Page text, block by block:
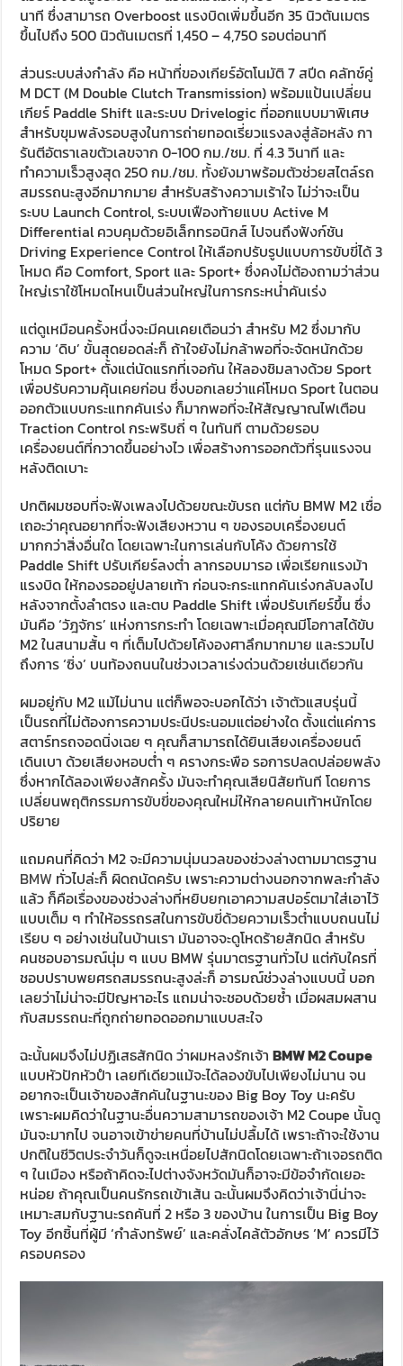
นาที ซึ่งสามารถ Overboost แรงบิดเพิ่มขึ้นอีก 35 นิวตันเมตร
ขึ้นไปถึง 500 นิวตันเมตรที่ 1,450 – 4,750 รอบต่อนาที
ส่วนระบบส่งกำลัง คือ หน้าที่ของเกียร์อัตโนมัติ 7 สปีด คลัทช์คู่
M DCT (M Double Clutch Transmission) พร้อมแป้นเปลี่ยน
เกียร์ Paddle Shift และระบบ Drivelogic ที่ออกแบบมาพิเศษ
สำหรับขุมพลังรอบสูงในการถ่ายทอดเรี่ยวแรงลงสู่ล้อหลัง กา
รันตีอัตราเลขตัวเลขจาก 0-100 กม./ชม. ที่ 4.3 วินาที และ
ทำความเร็วสูงสุด 250 กม./ชม. ทั้งยังมาพร้อมตัวช่วยสไตล์รถ
สมรรถนะสูงอีกมากมาย สำหรับสร้างความเร้าใจ ไม่ว่าจะเป็น
ระบบ Launch Control, ระบบเฟืองท้ายแบบ Active M
Differential ควบคุมด้วยอิเล็กทรอนิกส์ ไปจนถึงฟังก์ชัน
Driving Experience Control ให้เลือกปรับรูปแบบการขับขี่ได้ 3
โหมด คือ Comfort, Sport และ Sport+ ซึ่งคงไม่ต้องถามว่าส่วน
ใหญ่เราใช้โหมดไหนเป็นส่วนใหญ่ในการกระหน่ำคันเร่ง
แต่ดูเหมือนครั้งหนึ่งจะมีคนเคยเตือนว่า สำหรับ M2 ซึ่งมากับ
ความ ‘ดิบ’ ขั้นสุดยอดล่ะก็ ถ้าใจยังไม่กล้าพอที่จะจัดหนักด้วย
โหมด Sport+ ตั้งแต่นัดแรกที่เจอกัน ให้ลองชิมลางด้วย Sport
เพื่อปรับความคุ้นเคยก่อน ซึ่งบอกเลยว่าแค่โหมด Sport ในตอน
ออกตัวแบบกระแทกคันเร่ง ก็มากพอที่จะให้สัญญาณไฟเตือน
Traction Control กระพริบถี่ ๆ ในทันที ตามด้วยรอบ
เครื่องยนต์ที่กวาดขึ้นอย่างไว เพื่อสร้างการออกตัวที่รุนแรงจน
หลังติดเบาะ
ปกติผมชอบที่จะฟังเพลงไปด้วยขณะขับรถ แต่กับ BMW M2 เชื่อ
เถอะว่าคุณอยากที่จะฟังเสียงหวาน ๆ ของรอบเครื่องยนต์
มากกว่าสิ่งอื่นใด โดยเฉพาะในการเล่นกับโค้ง ด้วยการใช้
Paddle Shift ปรับเกียร์ลงต่ำ ลากรอบมารอ เพื่อเรียกแรงม้า
แรงบิด ให้กองรออยู่ปลายเท้า ก่อนจะกระแทกคันเร่งกลับลงไป
หลังจากตั้งลำตรง และตบ Paddle Shift เพื่อปรับเกียร์ขึ้น ซึ่ง
มันคือ ‘วัฎจักร’ แห่งการกระทำ โดยเฉพาะเมื่อคุณมีโอกาสได้ขับ
M2 ในสนามสั้น ๆ ที่เต็มไปด้วยโค้งองศาลึกมากมาย และรวมไป
ถึงการ ‘ซิ่ง’ บนท้องถนนในช่วงเวลาเร่งด่วนด้วยเช่นเดียวกัน
ผมอยู่กับ M2 แม้ไม่นาน แต่ก็พอจะบอกได้ว่า เจ้าตัวแสบรุ่นนี้
เป็นรถที่ไม่ต้องการความประนีประนอมแต่อย่างใด ตั้งแต่แค่การ
สตาร์ทรถจอดนิ่งเฉย ๆ คุณก็สามารถได้ยินเสียงเครื่องยนต์
เดินเบา ด้วยเสียงหอบต่ำ ๆ ครางกระพือ รอการปลดปล่อยพลัง
ซึ่งหากได้ลองเพียงสักครั้ง มันจะทำคุณเสียนิสัยทันที โดยการ
เปลี่ยนพฤติกรรมการขับขี่ของคุณใหม่ให้กลายคนเท้าหนักโดย
ปริยาย
แถมคนที่คิดว่า M2 จะมีความนุ่มนวลของช่วงล่างตามมาตรฐาน
BMW ทั่วไปล่ะก็ ผิดถนัดครับ เพราะความต่างนอกจากพละกำลัง
แล้ว ก็คือเรื่องของช่วงล่างที่หยิบยกเอาความสปอร์ตมาใส่เอาไว้
แบบเต็ม ๆ ทำให้อรรถรสในการขับขี่ด้วยความเร็วต่ำแบบถนนไม่
เรียบ ๆ อย่างเช่นในบ้านเรา มันอาจจะดูโหดร้ายสักนิด สำหรับ
คนชอบอารมณ์นุ่ม ๆ แบบ BMW รุ่นมาตรฐานทั่วไป แต่กับใครที่
ชอบปราบพยศรถสมรรถนะสูงล่ะก็ อารมณ์ช่วงล่างแบบนี้ บอก
เลยว่าไม่น่าจะมีปัญหาอะไร แถมน่าจะชอบด้วยซ้ำ เมื่อผสมผสาน
กับสมรรถนะที่ถูกถ่ายทอดออกมาแบบสะใจ
ฉะนั้นผมจึงไม่ปฏิเสธสักนิด ว่าผมหลงรักเจ้าBMW M2 Coupe
แบบหัวปักหัวปำ เลยทีเดียวแม้จะได้ลองขับไปเพียงไม่นาน จน
อยากจะเป็นเจ้าของสักคันในฐานะของ Big Boy Toy นะครับ
เพราะผมคิดว่าในฐานะอื่นความสามารถของเจ้า M2 Coupe นั้นดู
มันจะมากไป จนอาจเข้าข่ายคนที่บ้านไม่ปลื้มได้ เพราะถ้าจะใช้งาน
ปกติในชีวิตประจำวันก็ดูจะเหนื่อยไปสักนิดโดยเฉพาะถ้าเจอรถติด
ๆ ในเมือง หรือถ้าคิดจะไปต่างจังหวัดมันก็อาจะมีข้อจำกัดเยอะ
หน่อย ถ้าคุณเป็นคนรักรถเข้าเส้น ฉะนั้นผมจึงคิดว่าเจ้านี่น่าจะ
เหมาะสมกับฐานะรถคันที่ 2 หรือ 3 ของบ้าน ในการเป็น Big Boy
Toy อีกชิ้นที่ผู้มี ‘กำลังทรัพย์’ และคลั่งไคล้ตัวอักษร ‘M’ ควรมีไว้
ครอบครอง